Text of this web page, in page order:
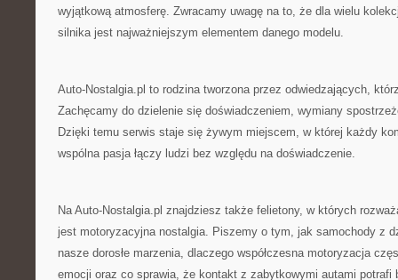
wyjątkową atmosferę. Zwracamy uwagę na to, że dla wielu
silnika jest najważniejszym elementem danego modelu.
Auto-Nostalgia.pl to rodzina tworzona przez odwiedzających,
Zachęcamy do dzielenie się doświadczeniem, wymiany
Dzięki temu serwis staje się żywym miejscem, w której każdy
wspólna pasja łączy ludzi bez względu na doświadczenie.
Na Auto-Nostalgia.pl znajdziesz także felietony, w których
jest motoryzacyjna nostalgia. Piszemy o tym, jak samochody z
nasze dorosłe marzenia, dlaczego współczesna motoryzacja
emocji oraz co sprawia, że kontakt z zabytkowymi autami potrafi